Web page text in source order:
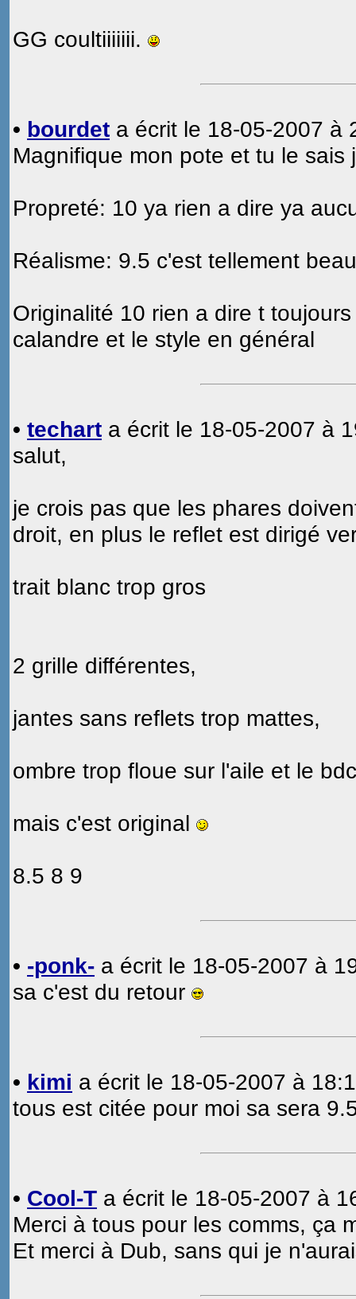
GG coultiiiiiii.
• bourdet a écrit le 18-05-2007 à
Magnifique mon pote et tu le
Propreté: 10 ya rien a dire ya
Réalisme: 9.5 c'est tellement
Originalité 10 rien a dire t
calandre et le style en général
• techart a écrit le 18-05-2007 à
salut,
je crois pas que les phares
droit, en plus le reflet est dirigé
trait blanc trop gros
2 grille différentes,
jantes sans reflets trop mattes,
ombre trop floue sur l'aile et le
mais c'est original
8.5 8 9
• -ponk- a écrit le 18-05-2007 à
sa c'est du retour
• kimi a écrit le 18-05-2007 à
tous est citée pour moi sa sera
• Cool-T a écrit le 18-05-2007 à
Merci à tous pour les comms, ça
Et merci à Dub, sans qui je